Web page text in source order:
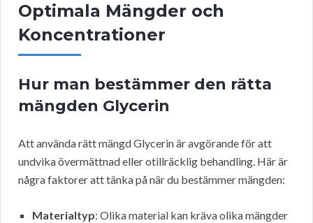
Optimala Mängder och
Koncentrationer
Hur man bestämmer den rätta
mängden Glycerin
Att använda rätt mängd Glycerin är avgörande för att
undvika övermättnad eller otillräcklig behandling. Här är
några faktorer att tänka på när du bestämmer mängden:
Materialtyp: Olika material kan kräva olika mängder